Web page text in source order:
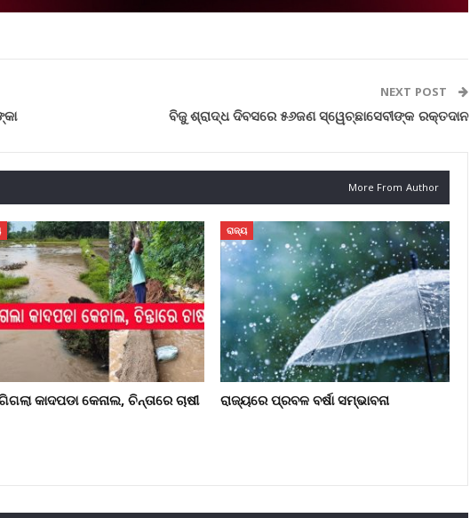
NEXT POST
ବିଜୁ ଶ୍ରାଦ୍ଧ ଦିବସରେ ୫୬ଜଣ ସ୍ୱେଚ୍ଛାସେବୀଙ୍କ ରକ୍ତଦାନ
More From Author
କାଦପଡା କେନାଲ, ଚିନ୍ତାରେ ଚାଷୀ
ରାଜ୍ୟ
ରାଜ୍ୟରେ ପ୍ରବଳ ବର୍ଷା ସମ୍ଭାବନା